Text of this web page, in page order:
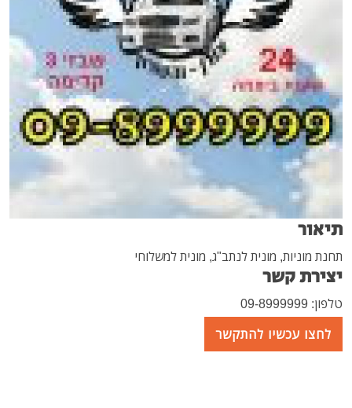
תיאור
תחנת מוניות, מונית לנתב"ג, מונית למשלוחי
יצירת קשר
טלפון: 09-8999999
לחצו עכשיו להתקשר